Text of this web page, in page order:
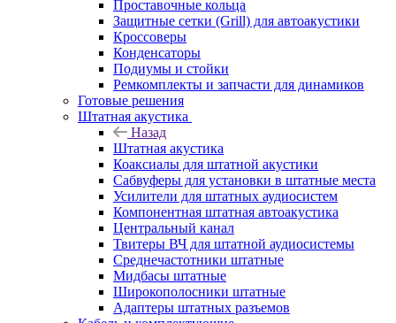
Проставочные кольца
Защитные сетки (Grill) для автоакустики
Кроссоверы
Конденсаторы
Подиумы и стойки
Ремкомплекты и запчасти для динамиков
Готовые решения
Штатная акустика
Назад
Штатная акустика
Коаксиалы для штатной акустики
Сабвуферы для установки в штатные места
Усилители для штатных аудиосистем
Компонентная штатная автоакустика
Центральный канал
Твитеры ВЧ для штатной аудиосистемы
Среднечастотники штатные
Мидбасы штатные
Широкополосники штатные
Адаптеры штатных разъемов